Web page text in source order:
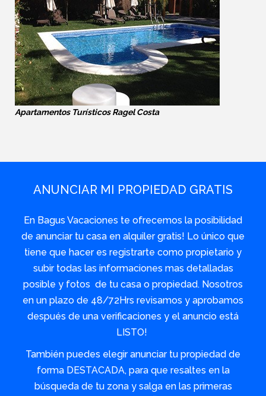
Apartamentos Turísticos Ragel Costa
ANUNCIAR MI PROPIEDAD GRATIS
En Bagus Vacaciones te ofrecemos la posibilidad
de anunciar tu casa en alquiler gratis! Lo único que
tiene que hacer es registrarte como propietario y
subir todas las informaciones mas detalladas
posible y fotos de tu casa o propiedad. Nosotros
en un plazo de 48/72Hrs revisamos y aprobamos
después de una verificaciones y el anuncio está
LISTO!
También puedes elegir anunciar tu propiedad de
forma DESTACADA, para que resaltes en la
búsqueda de tu zona y salga en las primeras